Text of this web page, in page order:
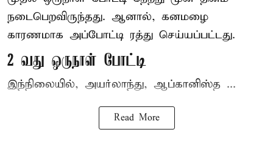
நடைபெறவிருந்தது. ஆனால், கனமழை
காரணமாக அப்போட்டி ரத்து செய்யப்பட்டது.
2 வது ஒருநாள் போட்டி
இந்நிலையில், அயர்லாந்து, ஆப்கானிஸ்த ...
Read More